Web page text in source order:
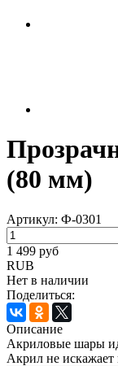
(80 мм)
Артикул: Ф-0301
1 499 руб
RUB
Нет в наличии
Поделиться:
Описание
Акриловые шары
Акрил не искажает